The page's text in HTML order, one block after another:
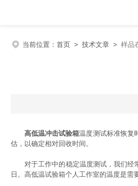
当前位置： 首页 > 技术文章 > 样品
高低温冲击试验箱温度测试标准恢复
估，以确定相对回收时间。
对于工作中的稳定温度测试，我们经常
日。高低温试验箱个人工作室的温度是需